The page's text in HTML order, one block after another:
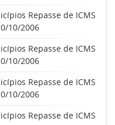
Repasse de ICMS
10/2006
Repasse de ICMS
10/2006
Repasse de ICMS
10/2006
Repasse de ICMS